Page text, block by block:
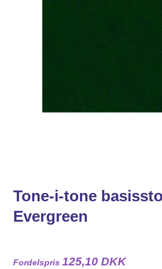
Tone-i-tone
Evergreen
Fordelspris125,10 DKK